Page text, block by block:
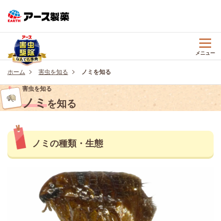
メニュー
ホーム 害虫を知る ノミを知る
害虫を知る
ノミを知る
ノミの種類・生態